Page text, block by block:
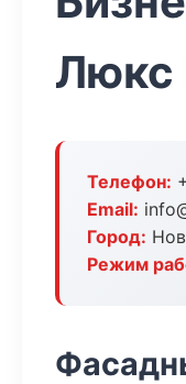
Люкс
Телефон:
Email:
Город:
Режим